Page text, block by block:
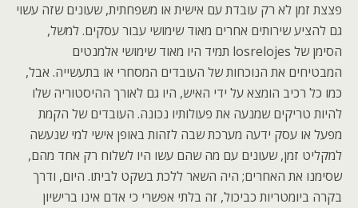
פצצת זמן לא רק עובדת עם אישית או משפחתית, שעונים שזה עשוי
גם להציע שירותים אחרים מאוד שימושי עבור עסקים. למשל,
הסימן של losrelojes תמיד היו מאוד שימושי אלמנטים
המבטיחים את הנוכחות של העובדים המסחרי או בתעשייה. אבל,
כמו כל רכיב הומצא על ידי האיש, היו גם לאורך ההיסטוריה שלו
להיות טריקים שמנעה את פעולותיו נכונה. העובדים של הקמת
מפעל או עסק ידעה מערכת שבה לזהות באופן אישי למי שנעשה
למקליט זמן, שעונים עם מה שהם עשו היו לשלוח רק אחד מהם,
שסימנו את האחרים; היה השאר ללכת בשקט לביתו. היום, ודרך
בקרה ביומטריות כביכול, זה בלתי אפשרי כי אדם אינו ברישיון